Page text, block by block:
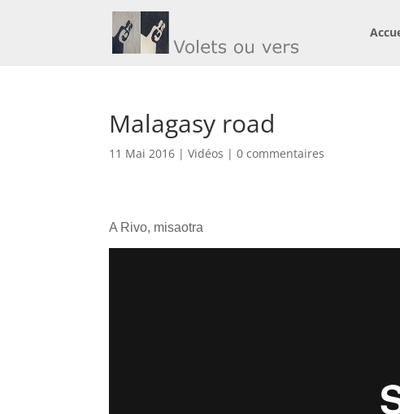
Malagasy road
11 Mai 2016 |Vidéos |0 commentaires
A Rivo, misaotra